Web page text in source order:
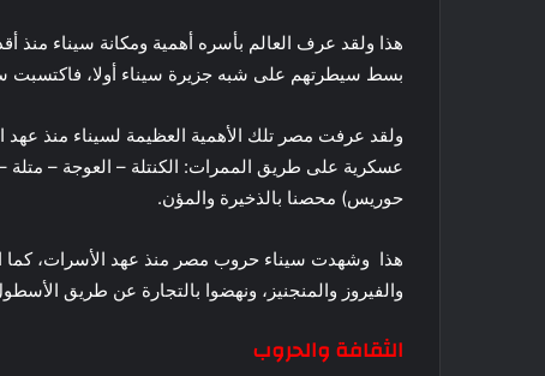
هذا ولقد عرف العالم بأسره أهمية ومكانة سيناء
بسط سيطرتهم على شبه جزيرة سيناء أولا، فاكتسبت
ولقد عرفت مصر تلك الأهمية العظيمة لسيناء منذ
عسكرية على طريق الممرات: الكنتلة – العوجة – متلة
حوريس) محصنا بالذخيرة والمؤن.
هذا وشهدت سيناء حروب مصر منذ عهد الأسرات، كما
والفيروز والمنجنيز، ونهضوا بالتجارة عن طريق
الثقافة والحروب